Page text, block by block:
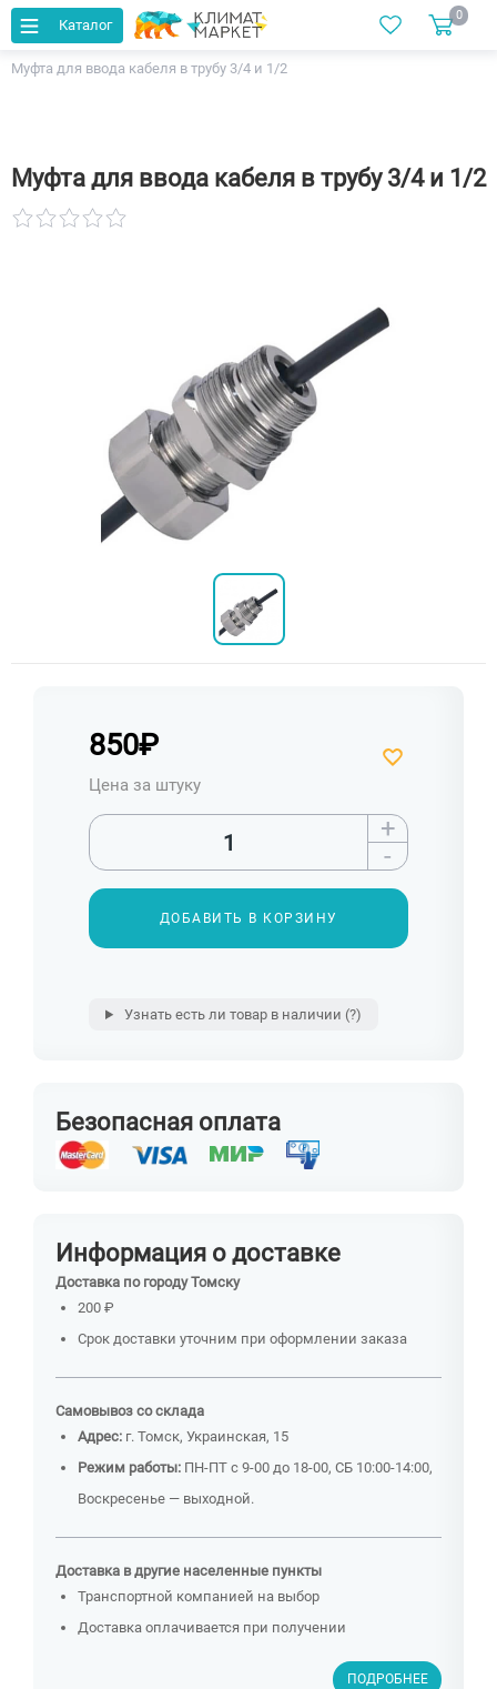
Каталог
0
Главная Каталог Греющие кабели
Комплектующие
Муфта для ввода кабеля в трубу 3/4 и 1/2
Муфта для ввода кабеля в трубу 3/4 и 1/2
850₽
Цена за штуку
+
-
ДОБАВИТЬ В КОРЗИНУ
Узнать есть ли товар в наличии (?)
Безопасная оплата
Информация о доставке
Доставка по городу Томску
200 ₽
Срок доставки уточним при оформлении заказа
Самовывоз со склада
Адрес: г. Томск, Украинская, 15
Режим работы: ПН-ПТ с 9-00 до 18-00, СБ 10:00-14:00,
Воскресенье — выходной.
Доставка в другие населенные пункты
Транспортной компанией на выбор
Доставка оплачивается при получении
ПОДРОБНЕЕ